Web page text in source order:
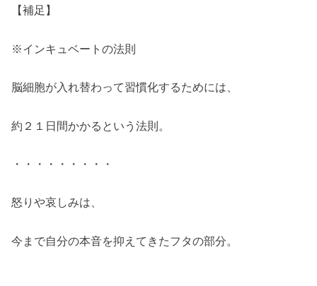
【補足】
※インキュベートの法則
脳細胞が入れ替わって習慣化するためには、
約２１日間かかるという法則。
・・・・・・・・・
怒りや哀しみは、
今まで自分の本音を抑えてきたフタの部分。